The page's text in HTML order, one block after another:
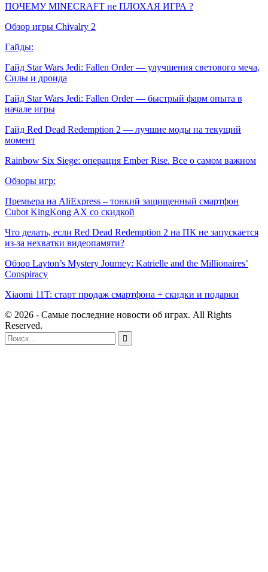
ПОЧЕМУ MINECRAFT не ПЛОХАЯ ИГРА ?
Обзор игры Chivalry 2
Гайды:
Гайд Star Wars Jedi: Fallen Order — улучшения светового меча,
Силы и дроида
Гайд Star Wars Jedi: Fallen Order — быстрый фарм опыта в
начале игры
Гайд Red Dead Redemption 2 — лучшие моды на текущий
момент
Rainbow Six Siege: операция Ember Rise. Все о самом важном
Обзоры игр:
Премьера на AliExpress – тонкий защищенный смартфон
Cubot KingKong AX со скидкой
Что делать, если Red Dead Redemption 2 на ПК не запускается
из-за нехватки видеопамяти?
Обзор Layton’s Mystery Journey: Katrielle and the Millionaires’
Conspiracy
Xiaomi 11T: старт продаж смартфона + скидки и подарки
© 2026 - Самые последние новости об играх. All Rights
Reserved.